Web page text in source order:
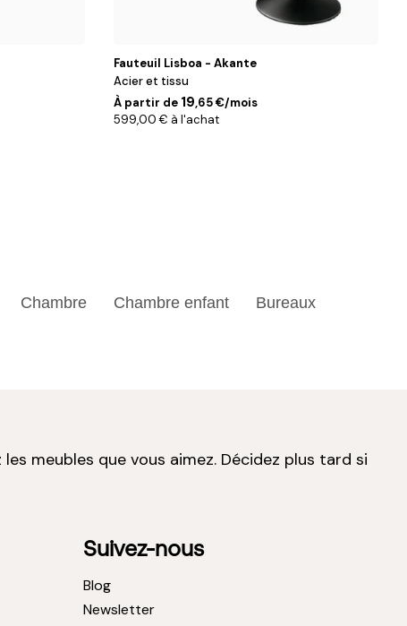
Fauteuil Lisboa - Akante
Acier et tissu
À partir de 19,65 €/mois
599,00 € à l'achat
Chambre Chambre enfant
Bureaux
meubles que vous aimez. Décidez plus tard si
Suivez-nous
Blog
Newsletter